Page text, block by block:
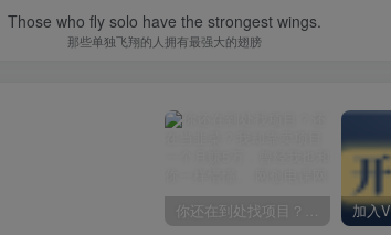
Those who fly solo have the strongest wings.
那些单独飞翔的人拥有最强大的翅膀
你还在到处找项目？还在当韭菜？我却靠卖项目一个月赚5万，曾经我也和你一样懵懂。